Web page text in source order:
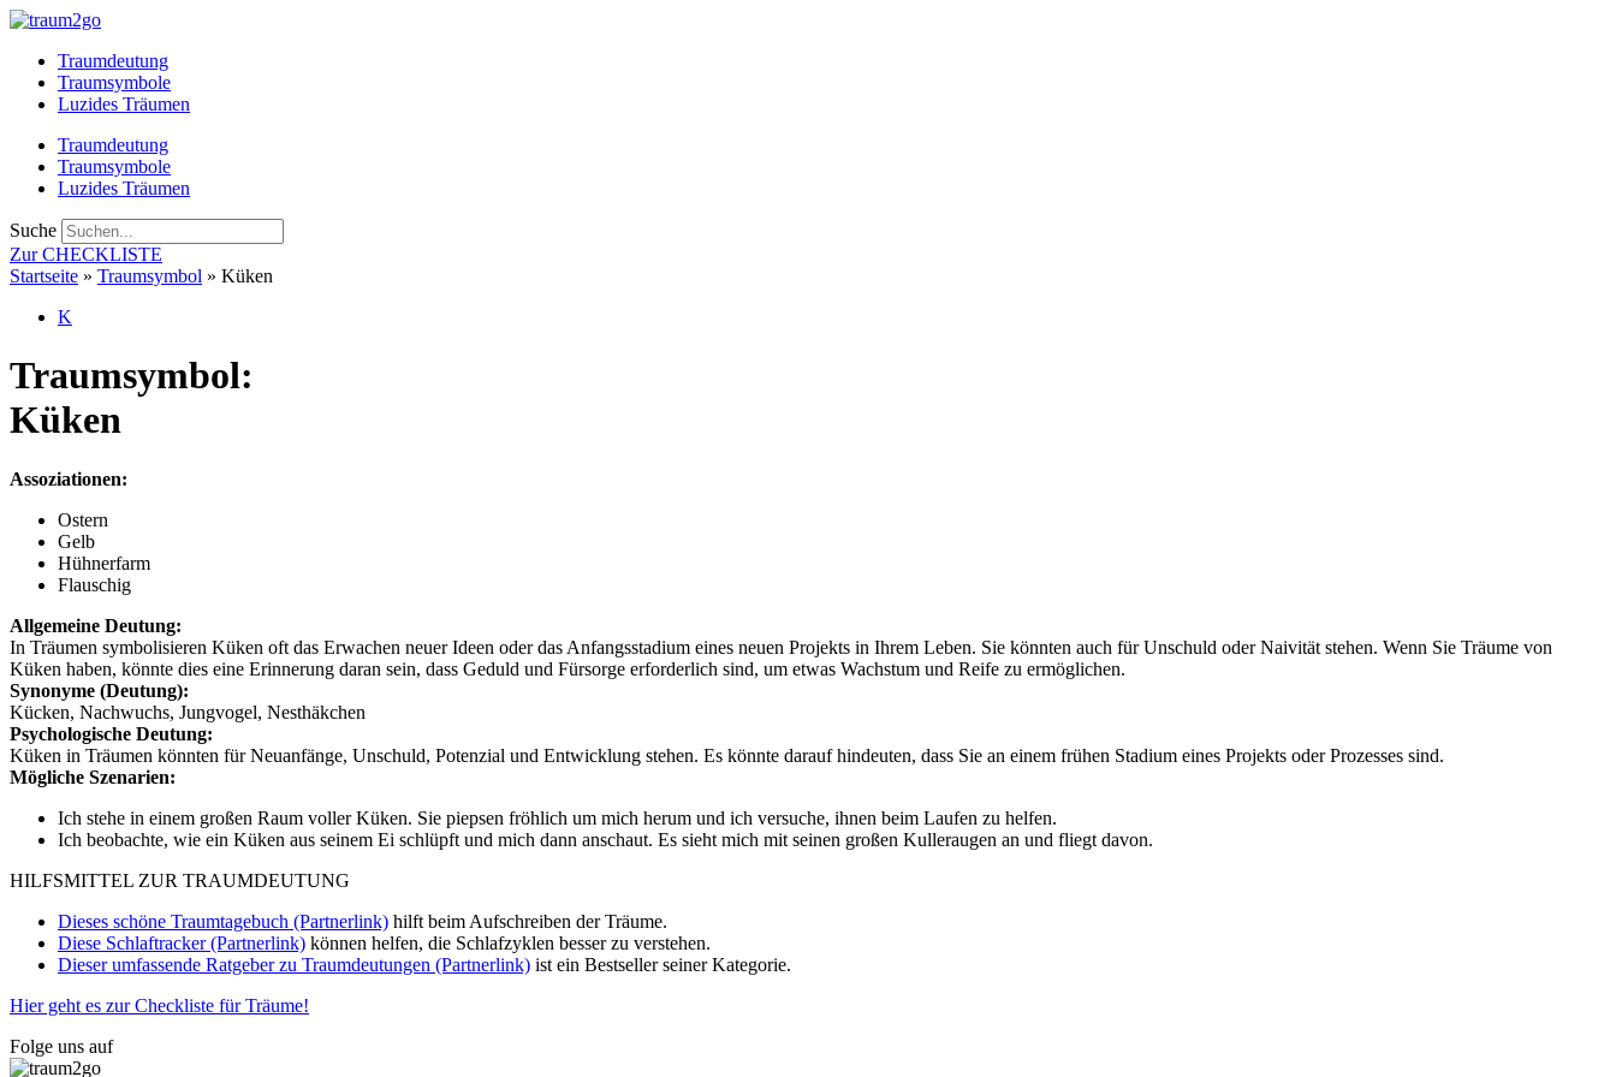
Zum
springenTraumdeutung
Traumsymbole
Luzides Träumen
Traumdeutung
Traumsymbole
Luzides Träumen
Suche
Zur CHECKLISTE
Startseite » Traumsymbol » Küken
K
Traumsymbol:
Küken
Assoziationen:
Ostern
Gelb
Hühnerfarm
Flauschig
Allgemeine Deutung:
In Träumen symbolisieren Küken oft das Erwachen neuer Ideen oder das Anfangsstadium eines neuen Projekts in Ihrem Leben. Sie könnten auch für Unschuld oder Naivität stehen. Wenn Sie Träume von
Küken haben, könnte dies eine Erinnerung daran sein, dass Geduld und Fürsorge erforderlich sind, um etwas Wachstum und Reife zu ermöglichen.
Synonyme (Deutung):
Kücken, Nachwuchs, Jungvogel, Nesthäkchen
Psychologische Deutung:
Küken in Träumen könnten für Neuanfänge, Unschuld, Potenzial und Entwicklung stehen. Es könnte darauf hindeuten, dass Sie an einem frühen Stadium eines Projekts oder Prozesses sind.
Mögliche Szenarien:
Ich stehe in einem großen Raum voller Küken. Sie piepsen fröhlich um mich herum und ich versuche, ihnen beim Laufen zu helfen.
Ich beobachte, wie ein Küken aus seinem Ei schlüpft und mich dann anschaut. Es sieht mich mit seinen großen Kulleraugen an und fliegt davon.
HILFSMITTEL ZUR TRAUMDEUTUNG
Dieses schöne Traumtagebuch (Partnerlink) hilft beim Aufschreiben der Träume.
Diese Schlaftracker (Partnerlink) können helfen, die Schlafzyklen besser zu verstehen.
Dieser umfassende Ratgeber zu Traumdeutungen (Partnerlink) ist ein Bestseller seiner Kategorie.
Hier geht es zur Checkliste für Träume!
Folge uns auf